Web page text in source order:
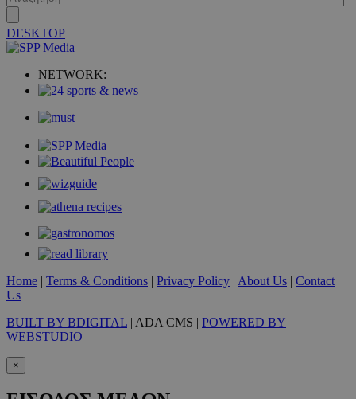
DESKTOP
NETWORK:
Home | Terms & Conditions | Privacy Policy | About Us | Contact
Us
BUILT BY BDIGITAL | ADA CMS | POWERED BY
WEBSTUDIO
×